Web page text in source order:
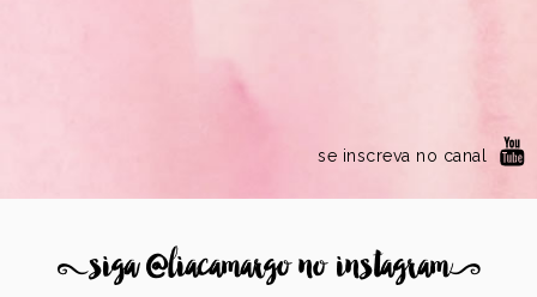
se inscreva no canal
8siga @liacamargo no instagram9